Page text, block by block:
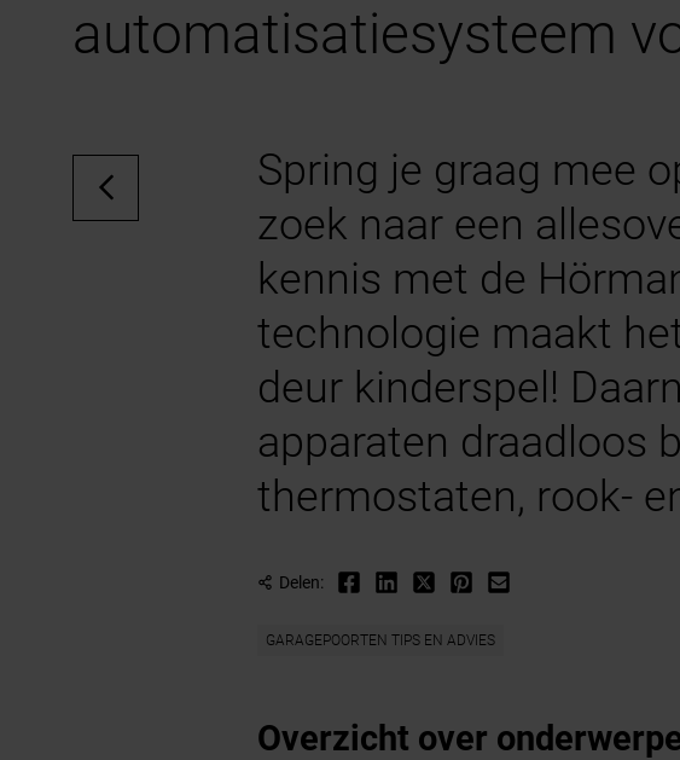
automatisatiesysteem
Spring je graag mee
zoek naar een
kennis met de
technologie maakt
deur kinderspel!
apparaten draadloos
thermostaten, rook-
Delen:
GARAGEPOORTEN TIPS EN ADVIES
Overzicht over